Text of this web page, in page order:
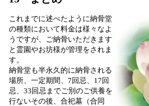
これまでに述べたように納骨堂
の種類において料金は様々なよ
うですが、ご納骨いただきます
と霊園やお坊様が管理をされま
す。
納骨堂も半永久的に納骨される
場所、一定期間、7回忌、17回
忌、33回忌までご別のご供養を
行ないその後、合祀墓（合同